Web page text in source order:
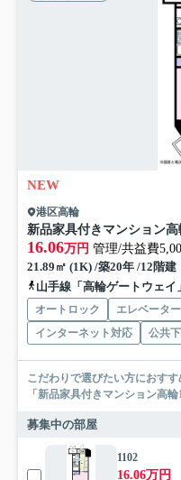
NEW
港区高輪
新品家具付きマンション
16.06万円 管理/共益費
21.89㎡ (1K) /築20年 /12階建
山手線「高輪ゲートウェイ
オートロック エレベーター
インターネット対応
公共
こだわりで選びたい方におす
「新品家具付きマンション高
募集中の部屋
1102
16.06万円